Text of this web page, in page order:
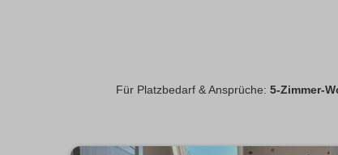
Für Platzbedarf & Ansprüche: 5-Zimmer-